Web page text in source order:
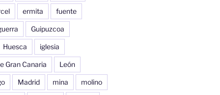
ermita fuente
Guipuzcoa
Huesca iglesia
Gran Canaria León
Madrid mina molino